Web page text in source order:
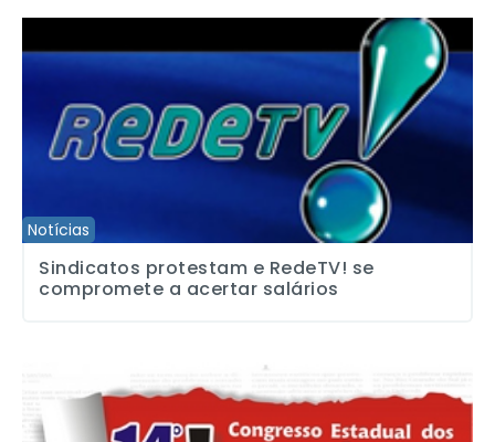
Notícias
Sindicatos protestam e RedeTV! se compromete a acertar
Sindicatos protestam e RedeTV! se
compromete a acertar salários
Confira a programação do 14º Congresso Estadual dos